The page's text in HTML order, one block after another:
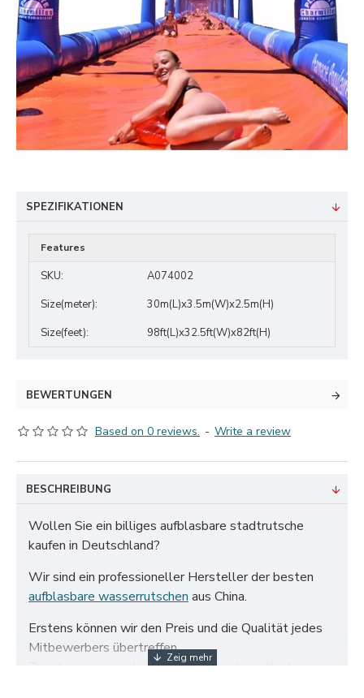
SPEZIFIKATIONEN
Features
SKU:
A074002
Size(meter):
30m(L)x3.5m(W)x2.5m(H)
Size(feet):
98ft(L)x32.5ft(W)x82ft(H)
BEWERTUNGEN
Based on 0 reviews. - Write a review
BESCHREIBUNG
Wollen Sie ein billiges aufblasbare stadtrutsche
kaufen in Deutschland?
Wir sind ein professioneller Hersteller der besten
aufblasbare wasserrutschen aus China.
Erstens können wir den Preis und die Qualität jedes
Mitbewerbers übertreffen.
Zweitens verwenden wir nur das hochwertigste